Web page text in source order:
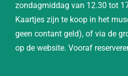
zondagmiddag van 12.30 tot
Kaartjes zijn te koop in het
geen contant geld), of via de
op de website. Vooraf